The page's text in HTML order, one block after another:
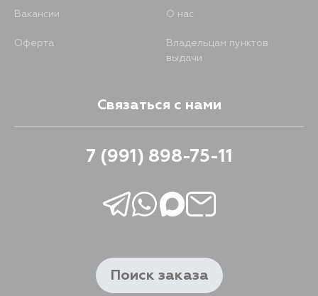
Вакансии О нас
Оферта
Владельцам пунктов
выдачи
Связаться с нами
7 (991) 898-75-11
Поиск заказа